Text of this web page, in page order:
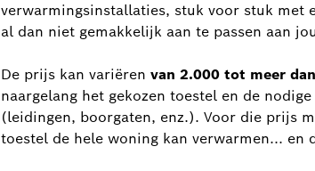
verwarmingsinstallaties, stuk voor stuk met
al dan niet gemakkelijk aan te passen aan
De prijs kan variëren van 2.000 tot meer
naargelang het gekozen toestel en de
(leidingen, boorgaten, enz.). Voor die prijs
toestel de hele woning kan verwarmen... en